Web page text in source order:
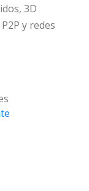
3D
y redes